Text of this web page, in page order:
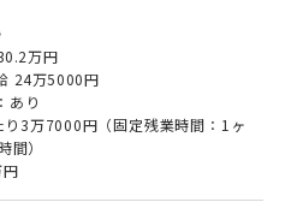
万円
24万5000円
あり
3万7000円（固定残業時間：1ヶ
間）